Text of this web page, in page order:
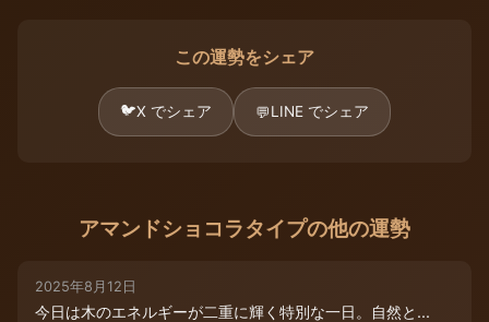
この運勢をシェア
🐦X でシェア 💬LINE でシェア
アマンドショコラタイプの他の運勢
2025年8月12日
今日は木のエネルギーが二重に輝く特別な一日。自然と...